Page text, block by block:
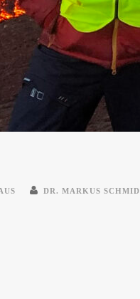
DR. MARKUS SCHMID